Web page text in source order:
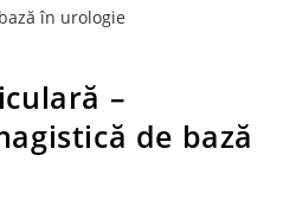
–
de bază